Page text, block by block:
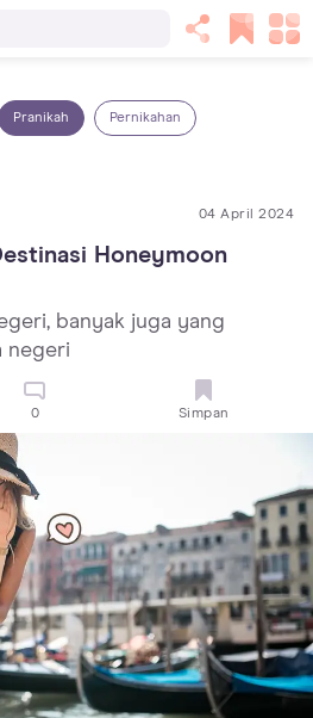
Pranikah Pernikahan
04 April 2024
Honeymoon
banyak juga yang
negeri
0 Simpan